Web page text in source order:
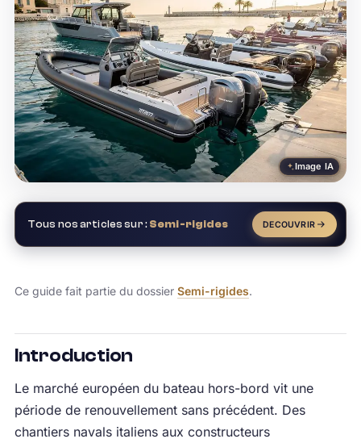
Image IA
Tous nos articles sur : Semi-rigides DECOUVRIR
Ce guide fait partie du dossier Semi-rigides.
Introduction
Le marché européen du bateau hors-bord vit une
période de renouvellement sans précédent. Des
chantiers navals italiens aux constructeurs